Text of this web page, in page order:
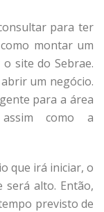
para ter
montar um
site do Sebrae.
um negócio.
para a área
como a
que irá iniciar, o
será alto. Então,
previsto de